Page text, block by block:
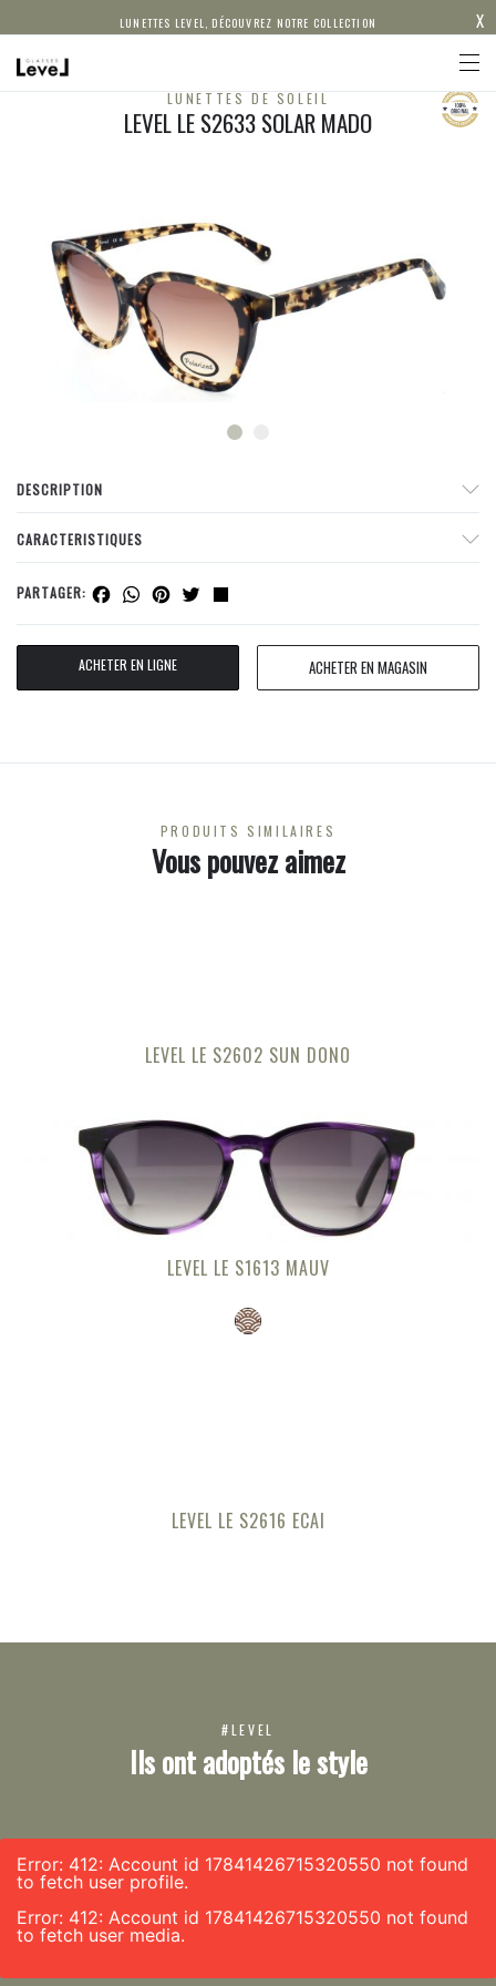
LUNETTES LEVEL, DÉCOUVREZ NOTRE COLLECTION X
LUNETTES DE SOLEIL
LEVEL LE S2633 SOLAR MADO
DESCRIPTION
CARACTERISTIQUES
PARTAGER: Facebook
WhatsApp
Pinterest
Twitter
ACHETER EN LIGNE ACHETER EN MAGASIN
PRODUITS SIMILAIRES
Vous pouvez aimez
LEVEL LE S2602 SUN DONO
LEVEL LE S1613 MAUV
LEVEL LE S2616 ECAI
#LEVEL
Ils ont adoptés le style
Error: 412: Account id 17841426715320550 not found
to fetch user profile.
Error: 412: Account id 17841426715320550 not found
to fetch user media.